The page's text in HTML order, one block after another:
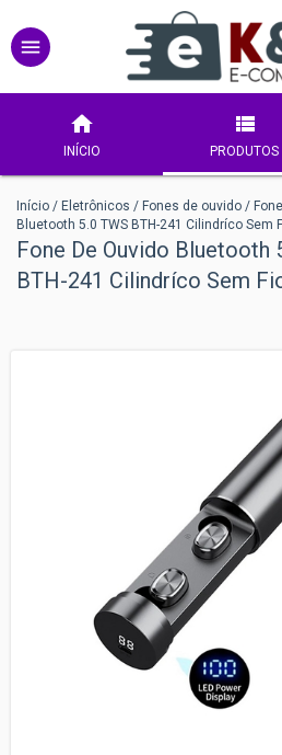
INÍCIO PRODUTOS
Início / Eletrônicos / Fones de ouvido /
Bluetooth 5.0 TWS BTH-241 Cilindríco Sem
Fone De Ouvido Bluetooth
BTH-241 Cilindríco Sem